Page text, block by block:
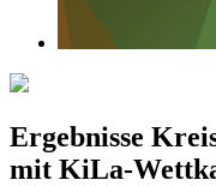
Ergebnisse
mit KiLa-